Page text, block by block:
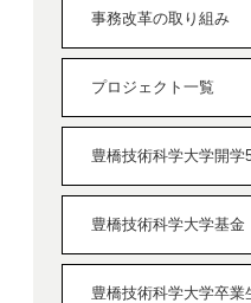
事務改革の取り組み
プロジェクト一覧
豊橋技術科学大学開学
豊橋技術科学大学基金
豊橋技術科学大学卒業